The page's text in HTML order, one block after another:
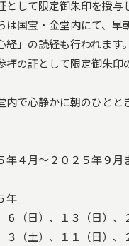
として限定御朱印を授与
は国宝・金堂内にて、早
経」の読経も行われます。
拝の証として限定御朱印
内で心静かに朝のひとと
年４月～２０２５年９月
年
（日）、１３（日）、
３（土）、１１（日）、